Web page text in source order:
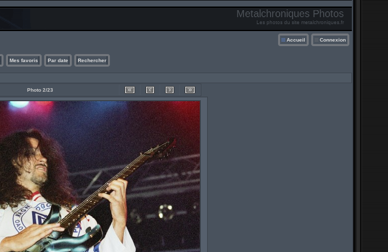
Metalchroniques Photos
Les photos du site metalchroniques.fr
Accueil Connexion
Mes favoris Par date Rechercher
Photo 2/23